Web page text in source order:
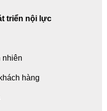
triển nội lực
nhiên
hàng